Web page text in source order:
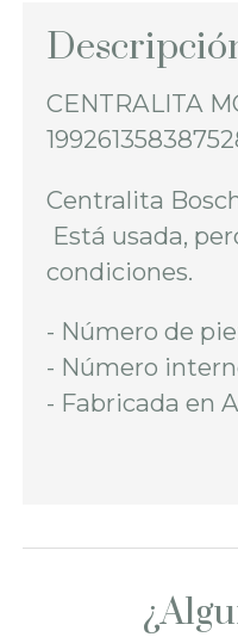
CENTRALITA
Centralita
Está usada,
condiciones.
- Número de
- Número
- Fabricada en